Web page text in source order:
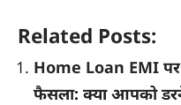
Related Posts:
Home Loan EMI पर
फैसला: क्या आपको